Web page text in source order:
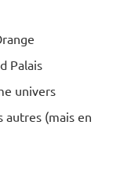
Palais
univers
autres (mais en